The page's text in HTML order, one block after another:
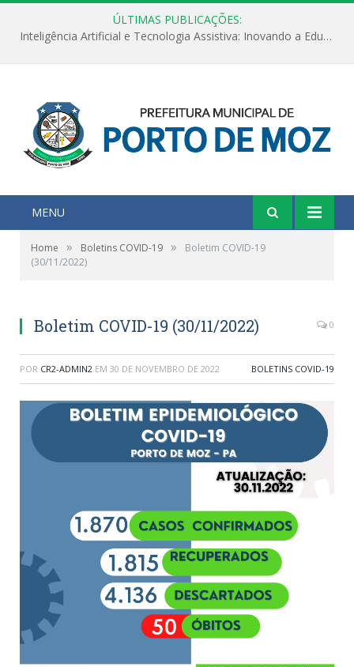
ÚLTIMAS PUBLICAÇÕES:
Inteligência Artificial e Tecnologia Assistiva: Inovando a Educação Especial e Inclusiva
MENU
Home » Boletins COVID-19 »
Boletim COVID-19
(30/11/2022)
Boletim COVID-19 (30/11/2022) 0
POR CR2-ADMIN2 EM 30 DE NOVEMBRO DE 2022 BOLETINS COVID-19